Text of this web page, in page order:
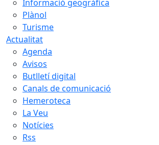
Informació geogràfica
Plànol
Turisme
Actualitat
Agenda
Avisos
Butlletí digital
Canals de comunicació
Hemeroteca
La Veu
Notícies
Rss